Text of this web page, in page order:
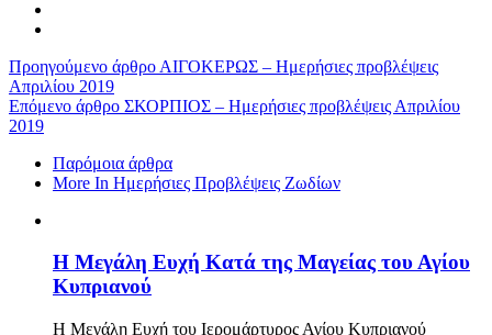
Προηγούμενο άρθρο ΑΙΓΟΚΕΡΩΣ – Ημερήσιες προβλέψεις
Απριλίου 2019
Επόμενο άρθρο ΣΚΟΡΠΙΟΣ – Ημερήσιες προβλέψεις Απριλίου
2019
Παρόμοια άρθρα
More In Ημερήσιες Προβλέψεις Ζωδίων
Η Μεγάλη Ευχή Κατά της Μαγείας του Αγίου
Κυπριανού
Η Μεγάλη Ευχή του Ιερομάρτυρος Αγίου Κυπριανού